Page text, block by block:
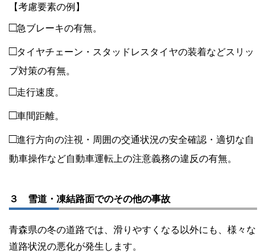
【考慮要素の例】
□急ブレーキの有無。
□タイヤチェーン・スタッドレスタイヤの装着などスリッ
プ対策の有無。
□走行速度。
□車間距離。
□進行方向の注視・周囲の交通状況の安全確認・適切な自
動車操作など自動車運転上の注意義務の違反の有無。
３ 雪道・凍結路面でのその他の事故
青森県の冬の道路では、滑りやすくなる以外にも、様々な
道路状況の悪化が発生します。